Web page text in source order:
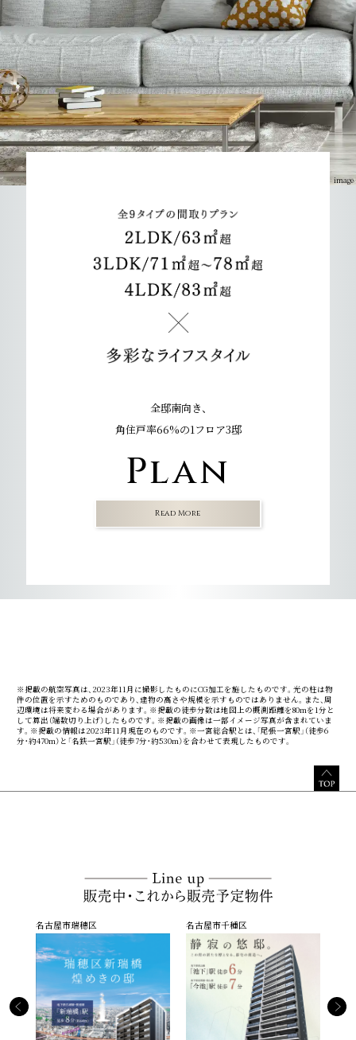
image
全邸南向き、
角住戸率66%の1フロア3邸
Plan
Read More
※掲載の航空写真は、2023年11月に撮影したものにCG加工を施したものです。光の柱は物
件の位置を示すためのものであり、建物の高さや規模を示すものではありません。また、周
辺環境は将来変わる場合があります。※掲載の徒歩分数は地図上の概測距離を80mを1分と
して算出（端数切り上げ）したものです。※掲載の画像は一部イメージ写真が含まれていま
す。※掲載の情報は2023年11月現在のものです。※一宮総合駅とは、「尾張一宮駅」（徒歩6
分・約470m）と「名鉄一宮駅」（徒歩7分・約530m）を合わせて表現したものです。
名古屋市千種区 一宮市